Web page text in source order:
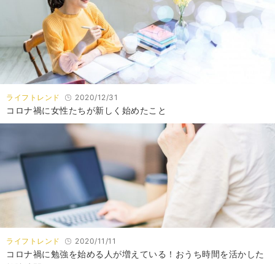
ライフトレンド 2020/12/31
コロナ禍に女性たちが新しく始めたこと
ライフトレンド 2020/11/11
コロナ禍に勉強を始める人が増えている！おうち時間を活かした